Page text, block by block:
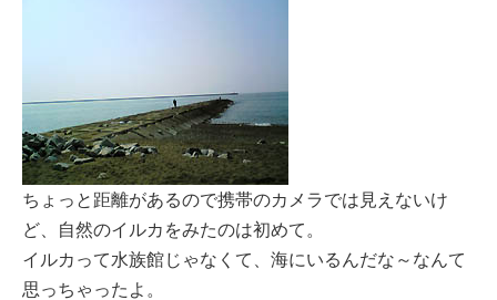
ちょっと距離があるので携帯のカメラでは見えないけ
ど、自然のイルカをみたのは初めて。
イルカって水族館じゃなくて、海にいるんだな～なんて
思っちゃったよ。